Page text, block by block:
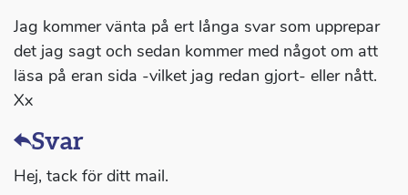
Jag kommer vänta på ert långa svar som upprepar
det jag sagt och sedan kommer med något om att
läsa på eran sida -vilket jag redan gjort- eller nått.
Xx
Svar
Hej, tack för ditt mail.